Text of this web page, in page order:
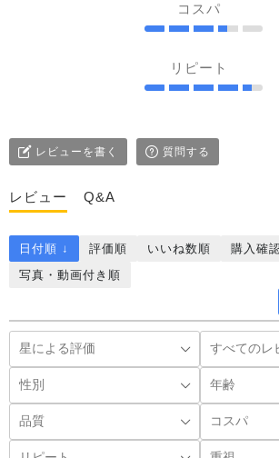
コスパ
リピート
レビューを書く 質問する
レビュー Q&A
日付順 ↓ 評価順 いいね数順 購入確
写真・動画付き順